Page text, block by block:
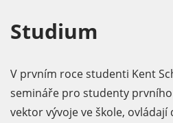
Studium
V prvním roce studenti Kent
semináře pro studenty
vektor vývoje ve škole,